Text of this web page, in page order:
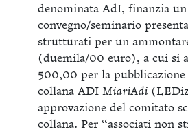
denominata AdI, finanzia
convegno/seminario
strutturati per un
(duemila/00 euro), a cui si
500,00 per la
collana ADI MiariAdi
approvazione del comitato
collana. Per “associati non